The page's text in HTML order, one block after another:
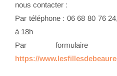
nous contacter :
Par téléphone : 06 68 80 76
à 18h
Par
https://